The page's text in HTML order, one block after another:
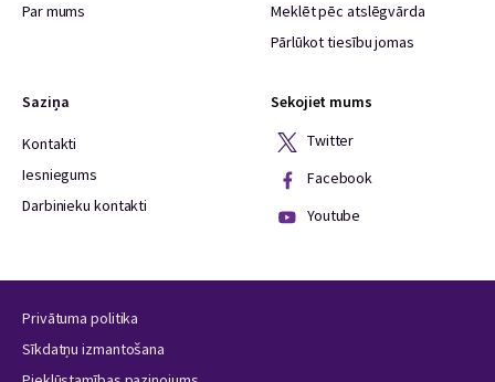
Par mums
Meklēt pēc atslēgvārda
Pārlūkot tiesību jomas
Saziņa
Kontakti
Iesniegums
Darbinieku kontakti
Sekojiet mums
Twitter
Facebook
Youtube
Privātuma politika
Sīkdatņu izmantošana